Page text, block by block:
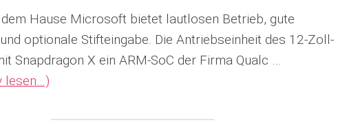
Hause Microsoft bietet lautlosen Betrieb, gute
optionale Stifteingabe. Die Antriebseinheit des 12-Zoll-
Snapdragon X ein ARM-SoC der Firma Qualc …
lesen…)